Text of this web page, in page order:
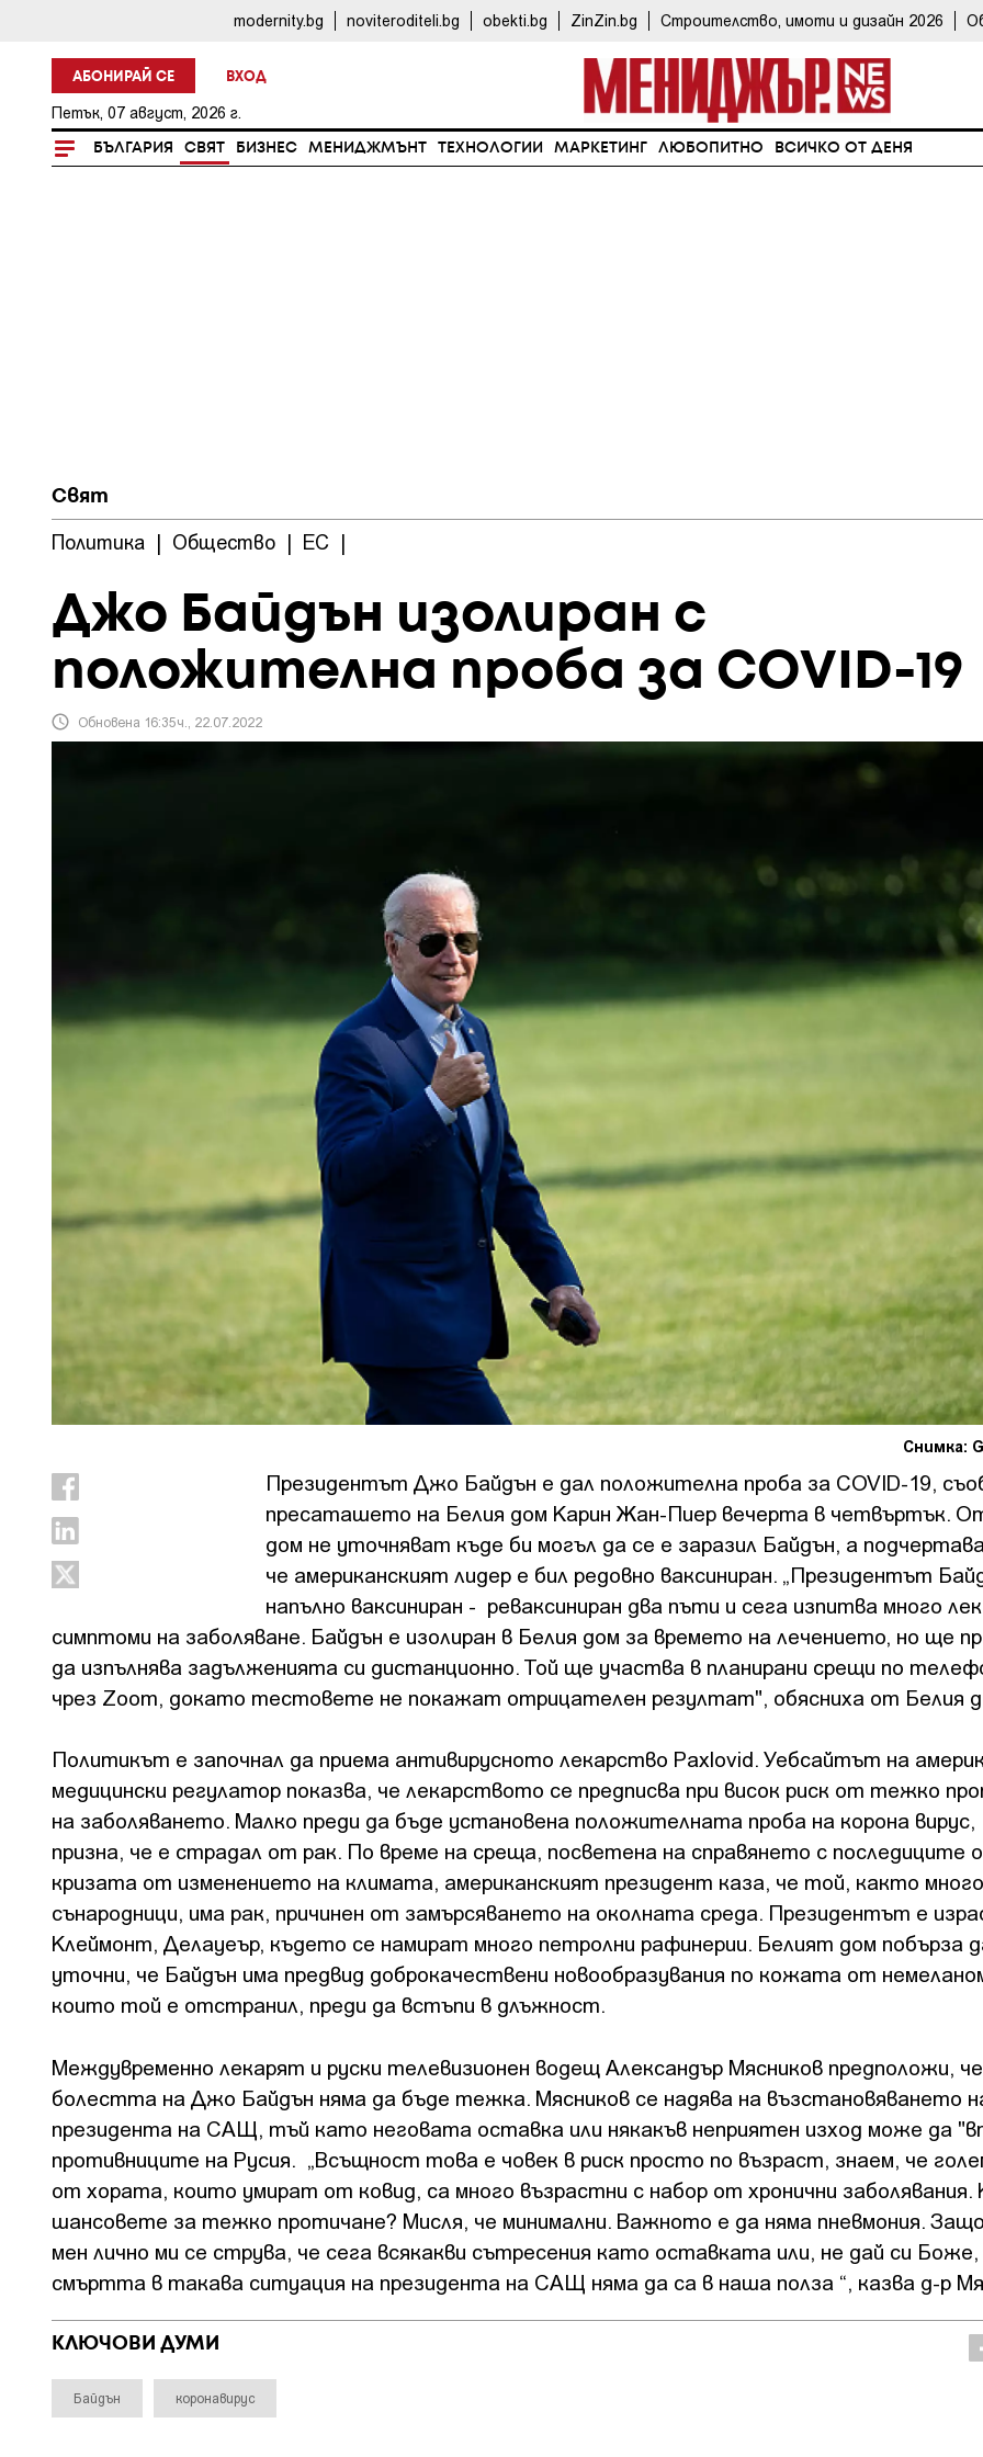
modernity.bg noviteroditeli.bg obekti.bg ZinZin.bg Строителство, имоти и дизайн 2026
АБОНИРАЙ СЕ ВХОД
Петък, 07 август, 2026 г.
БЪЛГАРИЯ СВЯТ БИЗНЕС МЕНИДЖМЪНТ ТЕХНОЛОГИИ МАРКЕТИНГ ЛЮБОПИТНО ВСИЧКО ОТ ДЕНЯ
Свят
Политика | Общество | ЕС |
Джо Байдън изолиран с
положителна проба за COVID-19
Обновена 16:35ч., 22.07.2022
Снимка:
Президентът Джо Байдън е дал положителна проба за COVID-19,
пресаташето на Белия дом Карин Жан-Пиер вечерта в четвъртък.
дом не уточняват къде би могъл да се е заразил Байдън, а
че американският лидер е бил редовно ваксиниран. „Президентът
напълно ваксиниран - реваксиниран два пъти и сега изпитва много
симптоми на заболяване. Байдън е изолиран в Белия дом за времето на лечението, но ще
да изпълнява задълженията си дистанционно. Той ще участва в планирани срещи по
чрез Zoom, докато тестовете не покажат отрицателен резултат", обясниха от Белия
Политикът е започнал да приема антивирусното лекарство Paxlovid. Уебсайтът на
медицински регулатор показва, че лекарството се предписва при висок риск от тежко
на заболяването. Малко преди да бъде установена положителната проба на корона вирус,
призна, че е страдал от рак. По време на среща, посветена на справянето с последиците
кризата от изменението на климата, американският президент каза, че той, както
сънародници, има рак, причинен от замърсяването на околната среда. Президентът е
Клеймонт, Делауеър, където се намират много петролни рафинерии. Белият дом побърза
уточни, че Байдън има предвид доброкачествени новообразувания по кожата от
които той е отстранил, преди да встъпи в длъжност.
Междувременно лекарят и руски телевизионен водещ Александър Мясников предположи, че
болестта на Джо Байдън няма да бъде тежка. Мясников се надява на възстановяването
президента на САЩ, тъй като неговата оставка или някакъв неприятен изход може да
противниците на Русия. „Всъщност това е човек в риск просто по възраст, знаем, че
от хората, които умират от ковид, са много възрастни с набор от хронични заболявания.
шансовете за тежко протичане? Мисля, че минимални. Важното е да няма пневмония.
мен лично ми се струва, че сега всякакви сътресения като оставката или, не дай си Боже,
смъртта в такава ситуация на президента на САЩ няма да са в наша полза “, казва д-р
КЛЮЧОВИ ДУМИ
Байдън коронавирус